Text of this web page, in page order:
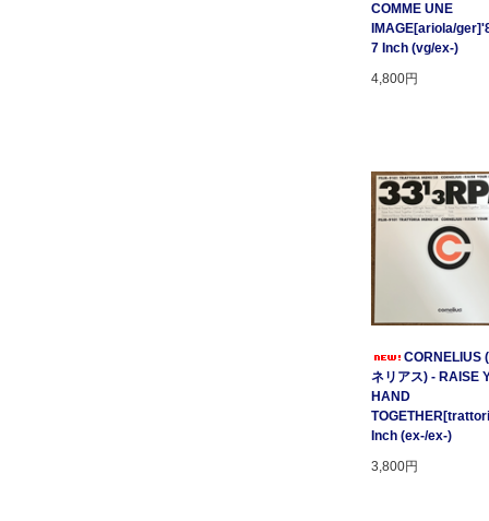
COMME UNE
IMAGE[ariola/
7 Inch (vg/ex-)
4,800円
CORNELIUS
ネリアス) - RAISE
HAND
Inch (ex-/ex-)
3,800円